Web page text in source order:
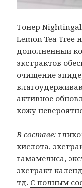
Тонер
Lemon Tea Tree
дополненный
экстрактов
очищение
активное
кожу
В составе:
кислота,
гамамелиса,
экстракт
тд. С полным